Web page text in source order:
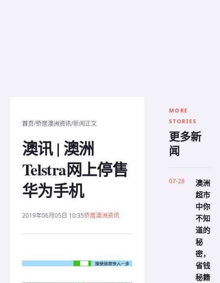
首页/侨居澳洲资讯/新闻正文
澳讯 | 澳洲
Telstra网上停售
华为手机
2019年06月05日 10:35侨居澳洲资讯
MORE
STORIES
更多新
闻
07-28
澳洲
超市
中你
不知
道的
秘
密，
省钱
秘籍